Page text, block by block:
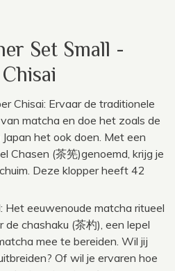
Set Small -
Chisai: Ervaar de traditionele
matcha en doe het zoals de
het ook doen. Met een
Chasen (茶筅)genoemd, krijg je
Deze klopper heeft 42
Het eeuwenoude matcha ritueel
chashaku (茶杓), een lepel
mee te bereiden. Wil jij
Of wil je ervaren hoe